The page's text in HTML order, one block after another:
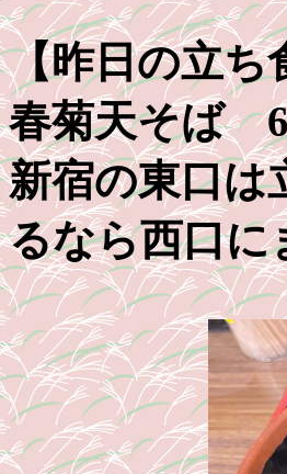
【昨日の立ち
春菊天そば
新宿の東口は
るなら西口に